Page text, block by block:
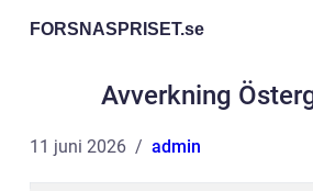
FORSNASPRISET.se
Avverkning
11 juni 2026 admin